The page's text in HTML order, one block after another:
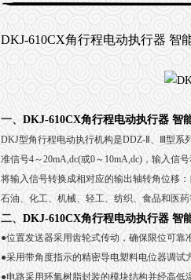
DKJ-610CX角行程电动执行器 智
一、 DKJ-610CX角行程电动执行器 智
DKJ型角行程电动执行机构是DDZ- 、 型系
准信号4～20mA,dc(或0～ 10mA,dc) ，输入信
将输入信号转换成相对应的输出轴转角位移
石油、化工、机械、轻工、纺织、食品和医
二、 DKJ-610CX角行程电动执行器 智
●位置发送器采用齿轮式传动，确保限位可靠
●采用带角度指示的精密导电塑料电位器调试
●电路采用环氧树脂封装的模块结构并经高低